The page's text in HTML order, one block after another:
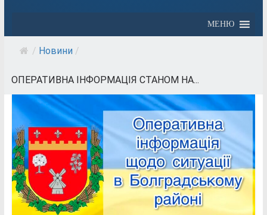
МЕНЮ
/ Новини /
ОПЕРАТИВНА ІНФОРМАЦІЯ СТАНОМ НА...